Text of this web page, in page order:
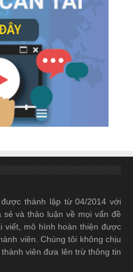
thành lập từ 04/2014 với
và thảo luận về mọi vấn đề
viết, mô hình hoàn thiện được
viên. Chúng tôi không chịu
viên đưa lên trừ thông tin